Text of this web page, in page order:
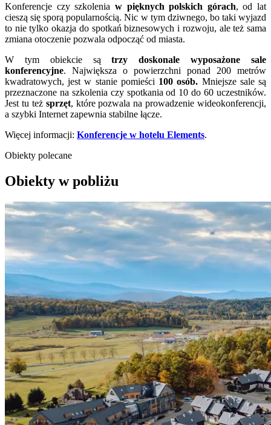
Konferencje czy szkolenia w pięknych polskich górach, od lat
cieszą się sporą popularnością. Nic w tym dziwnego, bo taki wyjazd
to nie tylko okazja do spotkań biznesowych i rozwoju, ale też sama
zmiana otoczenie pozwala odpocząć od miasta.
W tym obiekcie są trzy doskonale wyposażone sale
konferencyjne. Największa o powierzchni ponad 200 metrów
kwadratowych, jest w stanie pomieści 100 osób. Mniejsze sale są
przeznaczone na szkolenia czy spotkania od 10 do 60 uczestników.
Jest tu też sprzęt, które pozwala na prowadzenie wideokonferencji,
a szybki Internet zapewnia stabilne łącze.
Więcej informacji: Konferencje w hotelu Elements.
Obiekty polecane
Obiekty w pobliżu